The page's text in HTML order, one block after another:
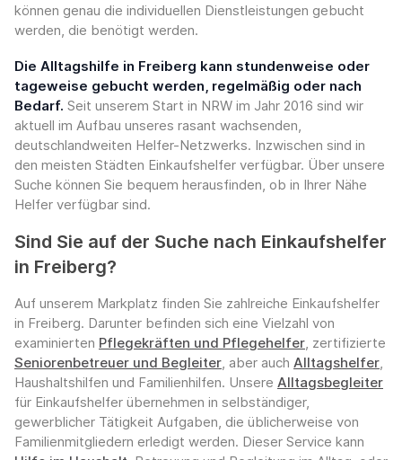
können genau die individuellen Dienstleistungen gebucht
werden, die benötigt werden.
Die Alltagshilfe in Freiberg kann stundenweise oder
tageweise gebucht werden, regelmäßig oder nach
Bedarf. Seit unserem Start in NRW im Jahr 2016 sind wir
aktuell im Aufbau unseres rasant wachsenden,
deutschlandweiten Helfer-Netzwerks. Inzwischen sind in
den meisten Städten Einkaufshelfer verfügbar. Über unsere
Suche können Sie bequem herausfinden, ob in Ihrer Nähe
Helfer verfügbar sind.
Sind Sie auf der Suche nach Einkaufshelfer
in Freiberg?
Auf unserem Markplatz finden Sie zahlreiche Einkaufshelfer
in Freiberg. Darunter befinden sich eine Vielzahl von
examinierten Pflegekräften und Pflegehelfer, zertifizierte
Seniorenbetreuer und Begleiter, aber auch Alltagshelfer,
Haushaltshilfen und Familienhilfen. Unsere Alltagsbegleiter
für Einkaufshelfer übernehmen in selbständiger,
gewerblicher Tätigkeit Aufgaben, die üblicherweise von
Familienmitgliedern erledigt werden. Dieser Service kann